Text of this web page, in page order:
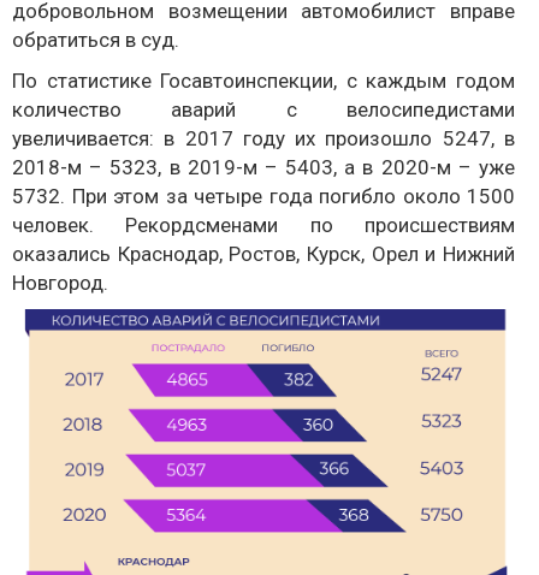
добровольном возмещении автомобилист вправе
обратиться в суд.
По статистике Госавтоинспекции, с каждым годом
количество аварий с велосипедистами
увеличивается: в 2017 году их произошло 5247, в
2018-м – 5323, в 2019-м – 5403, а в 2020-м – уже
5732. При этом за четыре года погибло около 1500
человек. Рекордсменами по происшествиям
оказались Краснодар, Ростов, Курск, Орел и Нижний
Новгород.